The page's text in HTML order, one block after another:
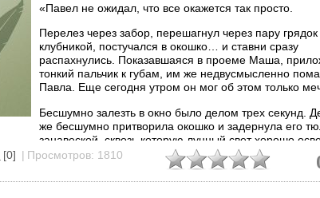
«Павел не ожидал, что все окажется так просто.
Перелез через забор, перешагнул через пару грядок
клубникой, постучался в окошко… и ставни сразу
распахнулись. Показавшаяся в проеме Маша,
тонкий пальчик к губам, им же недвусмысленно
Павла. Еще сегодня утром он мог об этом только
Бесшумно залезть в окно было делом трех секунд.
же бесшумно притворила окошко и задернула его
занавеской, сквозь которую лунный свет хорошо
маленькую, скромно обставленную...
[0] | Просмотров: 1810